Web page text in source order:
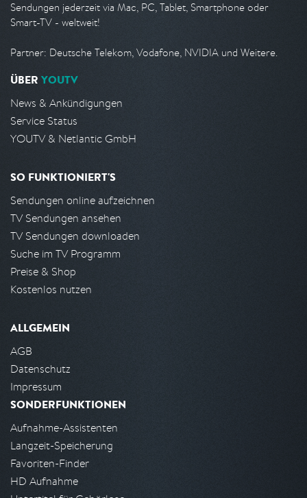
Sendungen jederzeit via Mac, PC, Tablet, Smartphone oder
Smart-TV - weltweit!
Partner: Deutsche Telekom, Vodafone, NVIDIA und Weitere.
ÜBER YOUTV
News & Ankündigungen
Service Status
YOUTV & Netlantic GmbH
SO FUNKTIONIERT'S
Sendungen online aufzeichnen
TV Sendungen ansehen
TV Sendungen downloaden
Suche im TV Programm
Preise & Shop
Kostenlos nutzen
ALLGEMEIN
AGB
Datenschutz
Impressum
SONDERFUNKTIONEN
Aufnahme-Assistenten
Langzeit-Speicherung
Favoriten-Finder
HD Aufnahme